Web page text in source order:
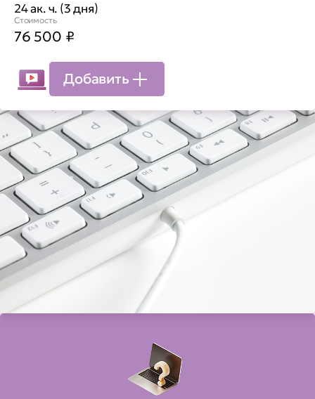
24 ак. ч. (3 дня)
Стоимость
76 500 ₽
Добавить